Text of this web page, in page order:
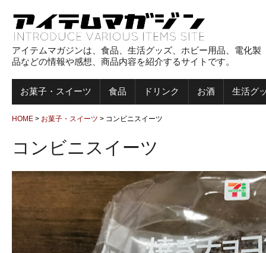
アイテムマガジンは、食品、生活グッズ、ホビー用品、電化製
品などの情報や感想、商品内容を紹介するサイトです。
お菓子・スイーツ 食品 ドリンク お酒 生活グ
HOME > お菓子・スイーツ > コンビニスイーツ
コンビニスイーツ